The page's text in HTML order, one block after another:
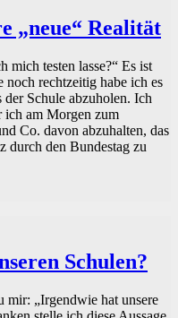
„neue“ Realität
mich testen lasse?“ Es ist
noch rechtzeitig habe ich es
Schule abzuholen. Ich
ich am Morgen zum
Co. davon abzuhalten, das
durch den Bundestag zu
Schulen?
mir: „Irgendwie hat unsere